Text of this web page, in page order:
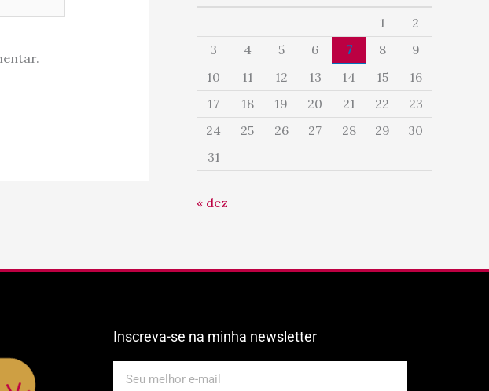
1
2
3
4 5 6 7 8
9
10
11 12 13 14 15
16
17
18 19 20 21 22
23
24
25 26 27 28 29
30
31
« dez
Inscreva-se na minha newsletter